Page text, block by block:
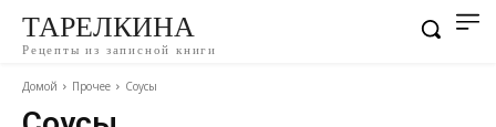
ТАРЕЛКИНА
Рецепты из записной книги
Домой Прочее Соусы